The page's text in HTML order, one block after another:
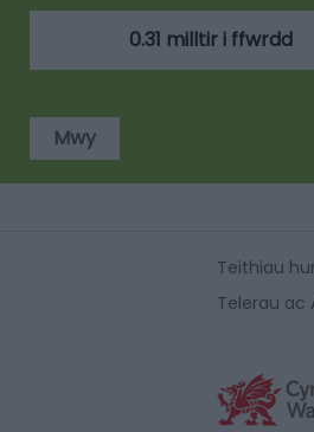
0.31 milltir i ffwrdd
Mwy
Teithiau
Telerau ac